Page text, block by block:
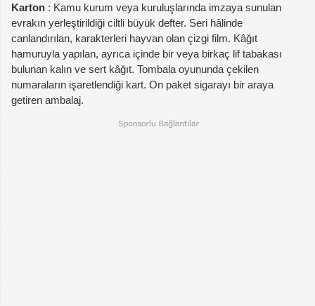
Karton : Kamu kurum veya kuruluşlarında imzaya sunulan
evrakın yerleştirildiği ciltli büyük defter. Seri hâlinde
canlandırılan, karakterleri hayvan olan çizgi film. Kâğıt
hamuruyla yapılan, ayrıca içinde bir veya birkaç lif tabakası
bulunan kalın ve sert kâğıt. Tombala oyununda çekilen
numaraların işaretlendiği kart. On paket sigarayı bir araya
getiren ambalaj.